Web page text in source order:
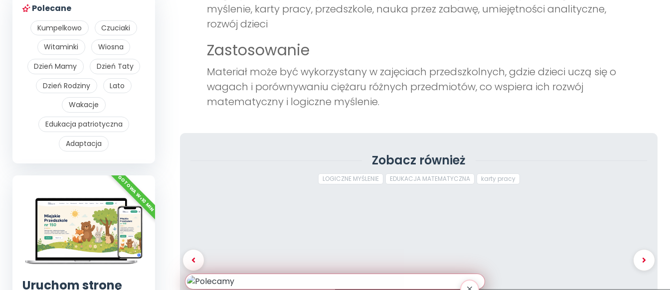
Polecane
Kumpelkowo
Czuciaki
Witaminki
Wiosna
Dzień Mamy
Dzień Taty
Dzień Rodziny
Lato
Wakacje
Edukacja patriotyczna
Adaptacja
Uruchom stronę
myślenie, karty pracy, przedszkole, nauka przez zabawę, umiejętności analityczne,
rozwój dzieci
Zastosowanie
Materiał może być wykorzystany w zajęciach przedszkolnych, gdzie dzieci uczą się o
wagach i porównywaniu ciężaru różnych przedmiotów, co wspiera ich rozwój
matematyczny i logiczne myślenie.
Zobacz również
LOGICZNE MYŚLENIE EDUKACJA MATEMATYCZNA karty pracy